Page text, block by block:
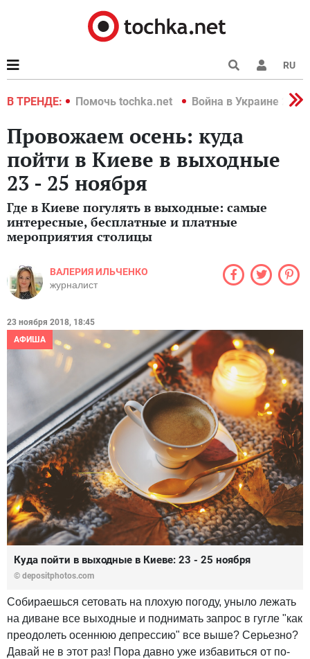
RU
В ТРЕНДЕ:
2022 Помочь tochka.net Война в Украине 2022
Провожаем осень: куда
пойти в Киеве в выходные
23 - 25 ноября
Где в Киеве погулять в выходные: самые
интересные, бесплатные и платные
мероприятия столицы
ВАЛЕРИЯ ИЛЬЧЕНКО
журналист
23 ноября 2018, 18:45
АФИША
Куда пойти в выходные в Киеве: 23 - 25 ноября
© depositphotos.com
Собираешься сетовать на плохую погоду, уныло лежать
на диване все выходные и поднимать запрос в гугле "как
преодолеть осеннюю депрессию" все выше? Серьезно?
Давай не в этот раз! Пора давно уже избавиться от по-